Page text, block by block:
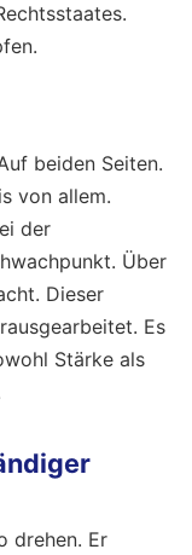
beiden Seiten.
von allem.
der
Über
Dieser
Es
Stärke als
drehen. Er